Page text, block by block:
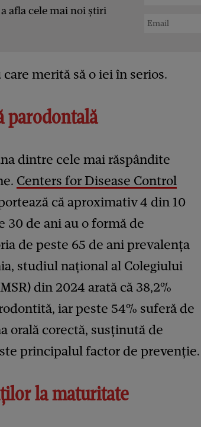
afla cele mai noi știri
merită să o iei în serios.
parodontală
dintre cele mai răspândite
Centers for Disease Control
că aproximativ 4 din 10
de ani au o formă de
de peste 65 de ani prevalența
studiul național al Colegiului
din 2024 arată că 38,2%
iar peste 54% suferă de
orală corectă, susținută de
principalul factor de prevenție.
la maturitate